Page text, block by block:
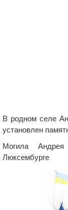
В родном селе
установлен
Могила
Люксембурге